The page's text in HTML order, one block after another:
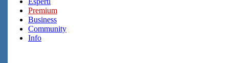
Premium
Business
Community
Info